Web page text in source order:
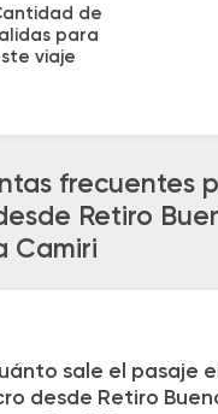
de
para
viaje
frecuentes
Retiro
Camiri
sale el pasaje
desde Retiro